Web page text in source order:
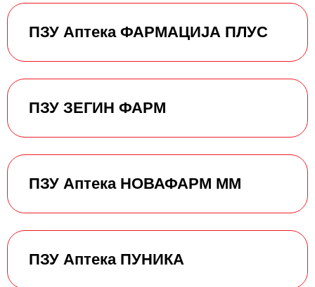
ПЗУ Аптека ФАРМАЦИЈА ПЛУС
ПЗУ ЗЕГИН ФАРМ
ПЗУ Аптека НОВАФАРМ ММ
ПЗУ Аптека ПУНИКА